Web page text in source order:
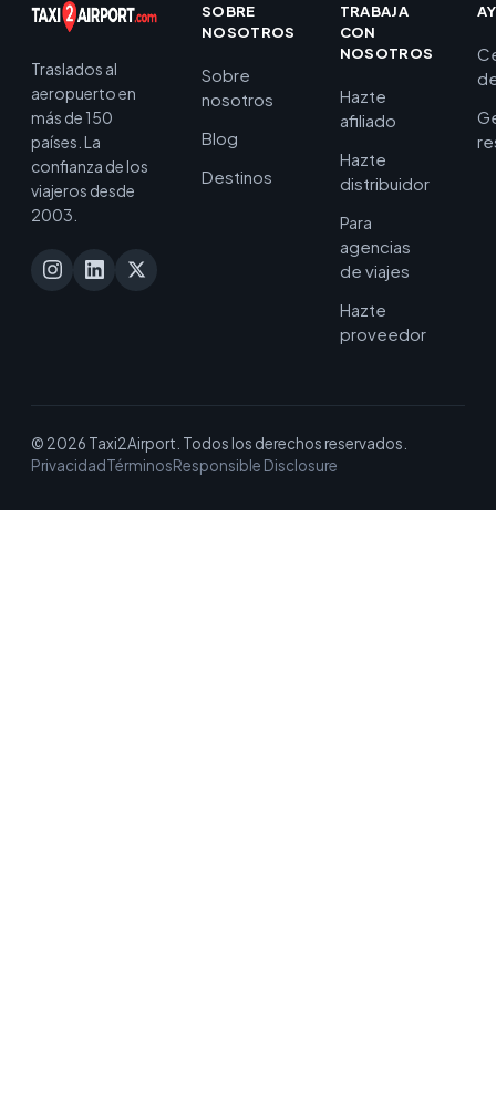
Traslados al
aeropuerto en
más de 150
países. La
confianza de los
viajeros desde
2003.
SOBRE
NOSOTROS
Sobre
nosotros
Blog
Destinos
TRABAJA
CON
NOSOTROS
Hazte
afiliado
Hazte
distribuidor
Para
agencias
de viajes
Hazte
proveedor
© 2026 Taxi2Airport. Todos los derechos reservados.
PrivacidadTérminosResponsible Disclosure